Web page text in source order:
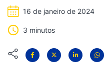
16 de janeiro de 2024
3 minutos